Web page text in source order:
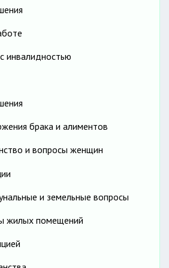
инвалидностью
брака и алиментов
и вопросы женщин
и земельные вопросы
жилых помещений